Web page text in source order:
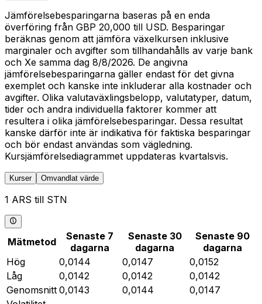
Jämförelsebesparingarna baseras på en enda
överföring från GBP 20,000 till USD. Besparingar
beräknas genom att jämföra växelkursen inklusive
marginaler och avgifter som tillhandahålls av varje bank
och Xe samma dag 8/8/2026. De angivna
jämförelsebesparingarna gäller endast för det givna
exemplet och kanske inte inkluderar alla kostnader och
avgifter. Olika valutaväxlingsbelopp, valutatyper, datum,
tider och andra individuella faktorer kommer att
resultera i olika jämförelsebesparingar. Dessa resultat
kanske därför inte är indikativa för faktiska besparingar
och bör endast användas som vägledning.
Kursjämförelsediagrammet uppdateras kvartalsvis.
Kurser Omvandlat värde
1 ARS till STN
Mätmetod
Senaste 7
dagarna
Senaste 30
dagarna
Senaste 90
dagarna
Hög
0,0144 0,0147
0,0152
Låg
0,0142 0,0142
0,0142
Genomsnitt 0,0143 0,0144
0,0147